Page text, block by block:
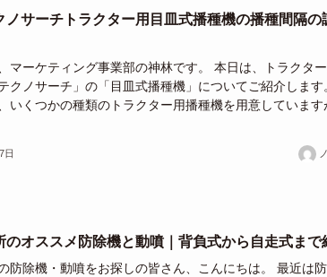
ノサーチトラクター用目皿式播種機の播種間隔の
マーケティング事業部の神林です。 本日は、トラクタ
クノサーチ」の「目皿式播種機」についてご紹介します
いくつかの種類のトラクター用播種機を用意していま
日
のオススメ防除機と動噴｜背負式から自走式まで
防除機・動噴をお探しの皆さん、こんにちは。 最近は